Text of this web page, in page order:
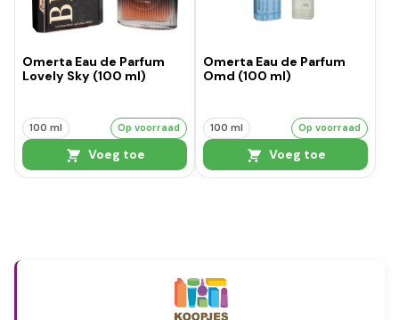
Omerta Eau de Parfum
Lovely Sky (100 ml)
100 ml Op voorraad
Voeg toe
Omerta Eau de Parfum
Omd (100 ml)
100 ml Op voorraad
Voeg toe